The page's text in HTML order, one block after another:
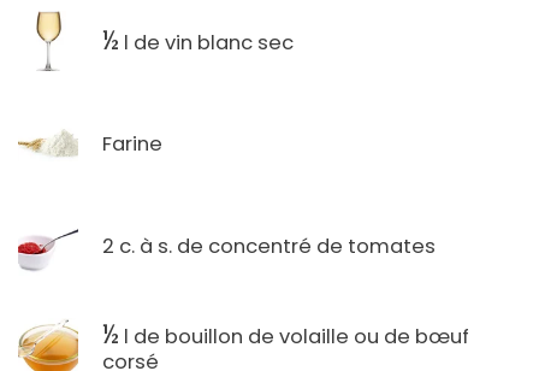
½ l de vin blanc sec
Farine
2 c. à s. de concentré de tomates
½ l de bouillon de volaille ou de bœuf
corsé